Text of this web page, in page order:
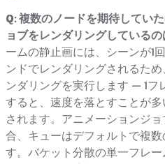
Q: 複数のノードを期待してい
ョブをレンダリングしている
ームの静止画には、シーンが1
ンドでレンダリングされるた
ンダリングを実行します — 1
すると、速度を落とすことが
されます。アニメーションジ
合、キューはデフォルトで複
す。バケット分散の単一フレ